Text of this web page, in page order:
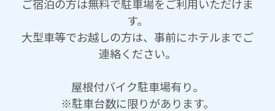
ご宿泊の方は無料で駐車場をご利用いただけま
す。
大型車等でお越しの方は、事前にホテルまでご
連絡ください。
屋根付バイク駐車場有り。
※駐車台数に限りがあります。